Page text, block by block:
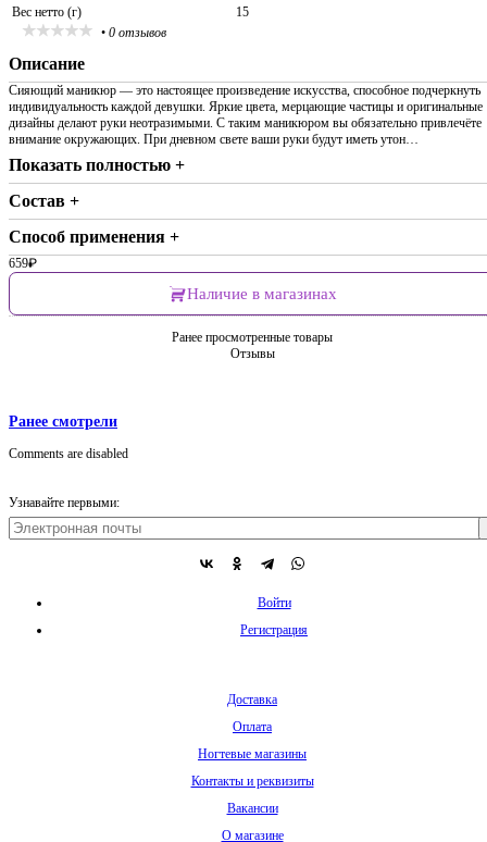
Вес нетто (г)
15
• 0 отзывов
Описание
Сияющий маникюр — это настоящее произведение искусства, способное подчеркнуть
индивидуальность каждой девушки. Яркие цвета, мерцающие частицы и оригинальные
дизайны делают руки неотразимыми. С таким маникюром вы обязательно привлечёте
внимание окружающих. При дневном свете ваши руки будут иметь утон…
Показать полностью +
Состав +
Способ применения +
659₽
Наличие в магазинах
Ранее просмотренные товары
Отзывы
Ранее смотрели
Comments are disabled
Узнавайте первыми:
Войти
Регистрация
Доставка
Оплата
Ногтевые магазины
Контакты и реквизиты
Вакансии
О магазине